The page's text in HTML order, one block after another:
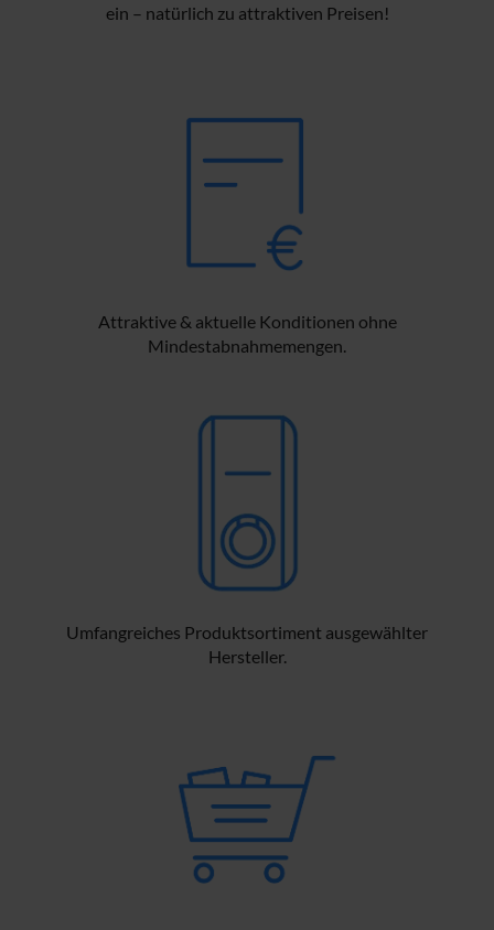
ein – natürlich zu attraktiven Preisen!
Attraktive & aktuelle Konditionen ohne
Mindestabnahmemengen.
Umfangreiches Produktsortiment ausgewählter
Hersteller.